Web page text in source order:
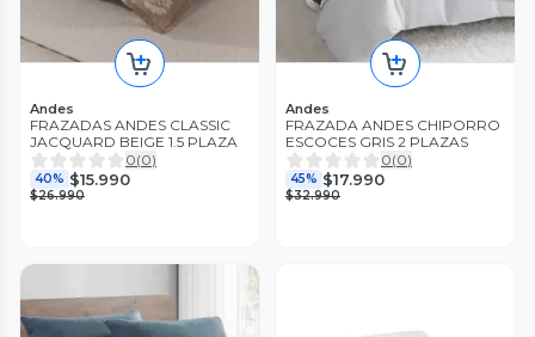
Andes
FRAZADAS ANDES CLASSIC
JACQUARD BEIGE 1.5 PLAZA
0(0)
40% $15.990
$26.990
Andes
FRAZADA ANDES CHIPORRO
ESCOCES GRIS 2 PLAZAS
0(0)
45% $17.990
$32.990